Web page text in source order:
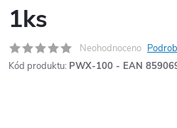
1ks
Neohodnoceno
Kód produktu: PWX-100 - EAN